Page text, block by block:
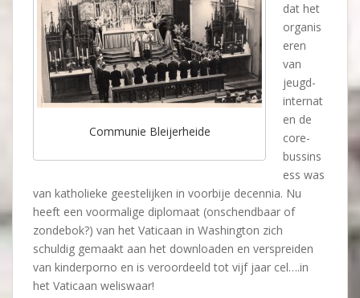
Communie Bleijerheide
dat het
organis
eren
van
jeugd-
internat
en de
core-
bussins
ess was
van katholieke geestelijken in voorbije decennia. Nu
heeft een voormalige diplomaat (onschendbaar of
zondebok?) van het Vaticaan in Washington zich
schuldig gemaakt aan het downloaden en verspreiden
van kinderporno en is veroordeeld tot vijf jaar cel….in
het Vaticaan weliswaar!